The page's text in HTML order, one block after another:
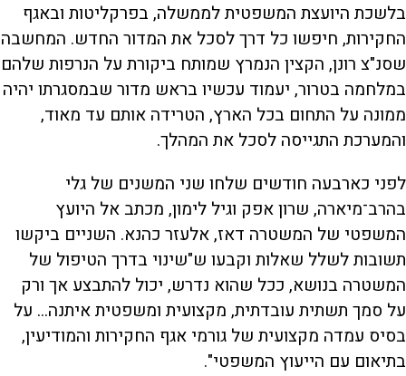
בלשכת היועצת המשפטית לממשלה, בפרקליטות ובאגף
החקירות, חיפשו כל דרך לסכל את המדור החדש. המחשבה
שסנ"צ רונן, הקצין הנמרץ שמותח ביקורת על הנרפות שלהם
במלחמה בטרור, יעמוד עכשיו בראש מדור שבמסגרתו יהיה
ממונה על התחום בכל הארץ, הטרידה אותם עד מאוד,
והמערכת התגייסה לסכל את המהלך.
לפני כארבעה חודשים שלחו שני המשנים של גלי
בהרב־מיארה, שרון אפק וגיל לימון, מכתב אל היועץ
המשפטי של המשטרה דאז, אלעזר כהנא. השניים ביקשו
תשובות לשלל שאלות וקבעו ש"שינוי בדרך הטיפול של
המשטרה בנושא, ככל שהוא נדרש, יכול להתבצע אך ורק
על סמך תשתית עובדתית, מקצועית ומשפטית איתנה... על
בסיס עמדה מקצועית של גורמי אגף החקירות והמודיעין,
בתיאום עם הייעוץ המשפטי".